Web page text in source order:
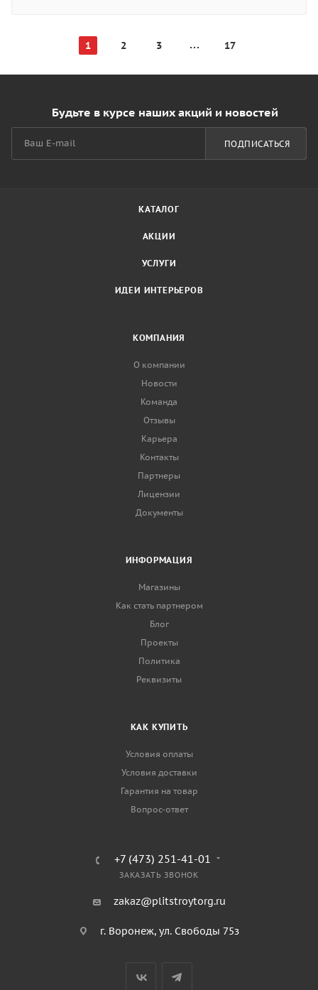
1 2 3 17
Будьте в курсе наших акций и новостей
ПОДПИСАТЬСЯ
КАТАЛОГ
АКЦИИ
УСЛУГИ
ИДЕИ ИНТЕРЬЕРОВ
КОМПАНИЯ
О компании
Новости
Команда
Отзывы
Карьера
Контакты
Партнеры
Лицензии
Документы
ИНФОРМАЦИЯ
Магазины
Как стать партнером
Блог
Проекты
Политика
Реквизиты
КАК КУПИТЬ
Условия оплаты
Условия доставки
Гарантия на товар
Вопрос-ответ
+7 (473) 251-41-01
ЗАКАЗАТЬ ЗВОНОК
zakaz@plitstroytorg.ru
г. Воронеж, ул. Свободы 75з